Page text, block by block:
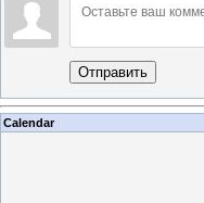
Отправить
Calendar